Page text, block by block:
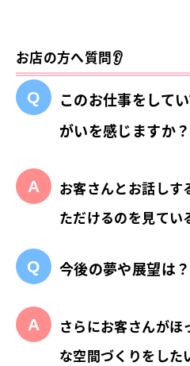
お店の方へ質問👂
このお仕事をして
がいを感じますか？
お客さんとお話しす
ただけるのを見てい
今後の夢や展望は
さらにお客さんがほ
な空間づくりをした